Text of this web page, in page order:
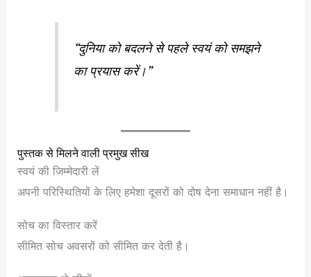
“दुनिया को बदलने से पहले स्वयं को समझने
का प्रयास करें।”
पुस्तक से मिलने वाली प्रमुख सीख
स्वयं की जिम्मेदारी लें
अपनी परिस्थितियों के लिए हमेशा दूसरों को दोष देना समाधान नहीं है।
सोच का विस्तार करें
सीमित सोच अवसरों को सीमित कर देती है।